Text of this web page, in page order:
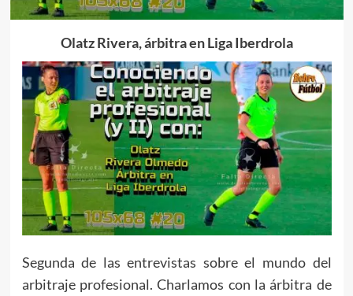
Olatz Rivera, árbitra en Liga Iberdrola
Segunda de las entrevistas sobre el mundo del
arbitraje profesional. Charlamos con la árbitra de